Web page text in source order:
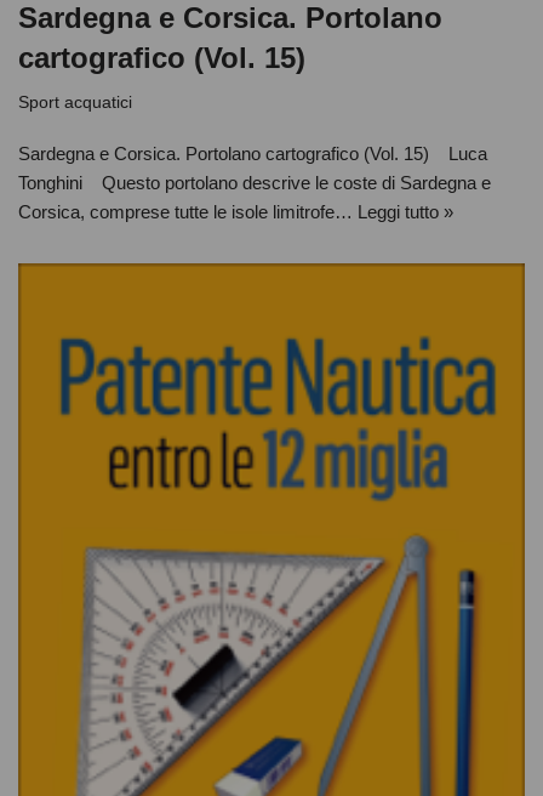
Sardegna e Corsica. Portolano
cartografico (Vol. 15)
Sport acquatici
Sardegna e Corsica. Portolano cartografico (Vol. 15) Luca
Tonghini Questo portolano descrive le coste di Sardegna e
Corsica, comprese tutte le isole limitrofe… Leggi tutto »